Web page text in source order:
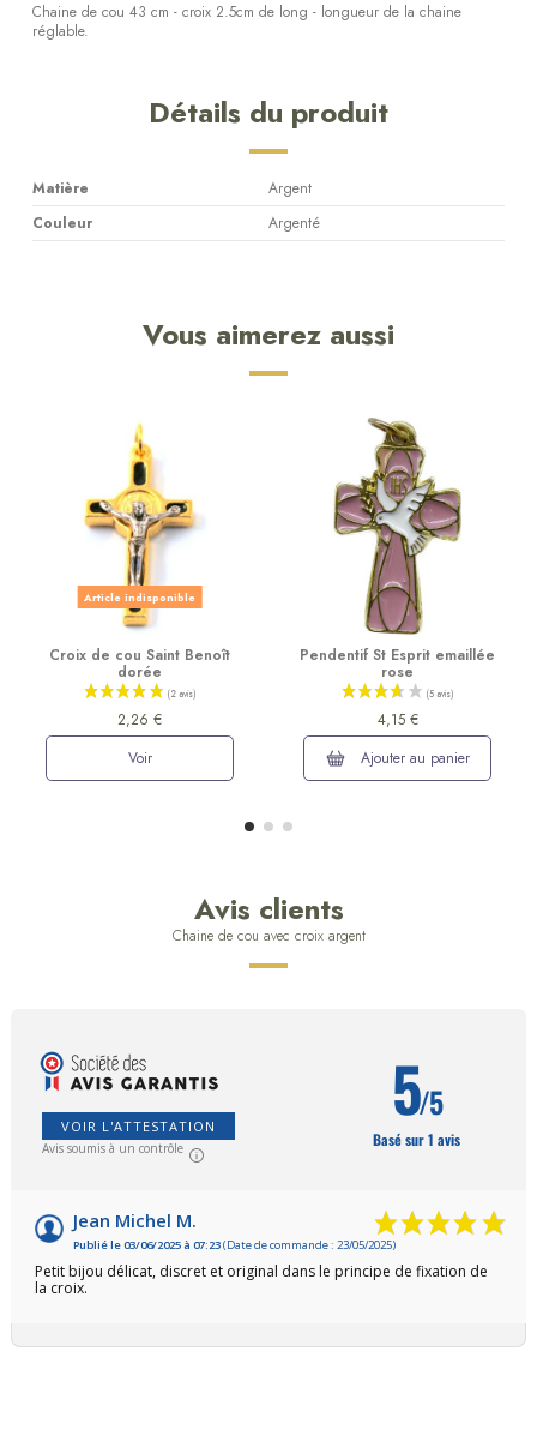
Chaine de cou 43 cm - croix 2.5cm de long - longueur de la chaine
réglable.
Détails du produit
Matière
Argent
Couleur
Argenté
Vous aimerez aussi
Article indisponible
Croix de cou Saint Benoît
dorée
2,26 €
Voir
Pendentif St Esprit emaillée
rose
4,15 €
Ajouter au panier
Avis clients
Chaine de cou avec croix argent
VOIR L'ATTESTATION
Avis soumis à un contrôle
5/5
Basé sur 1 avis
Jean Michel M.
Publié le 03/06/2025 à 07:23(Date de commande : 23/05/2025)
Petit bijou délicat, discret et original dans le principe de fixation de
la croix.